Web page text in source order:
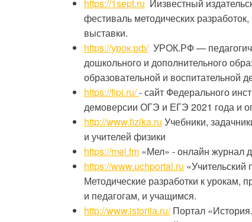
https://1sept.ru Иизвестный
фестиваль методических
выставки.
https://урок.рф/УРОК.РФ —
дошкольного и дополнительного
образовательной и воспитательной
https://fipi.ru/- сайт Федерального
демоверсии ОГЭ и ЕГЭ 2021 года и
http://www.fizika.ru Учебники,
и учителей физики
https://mel.fm «Мел» - онлайн журнал
https://www.uchportal.ru
Методические разработки к урокам,
и педагогам, и учащимся.
http://www.istoriia.ru/Портал